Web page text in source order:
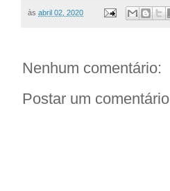
às abril 02, 2020
Nenhum comentário:
Postar um comentário